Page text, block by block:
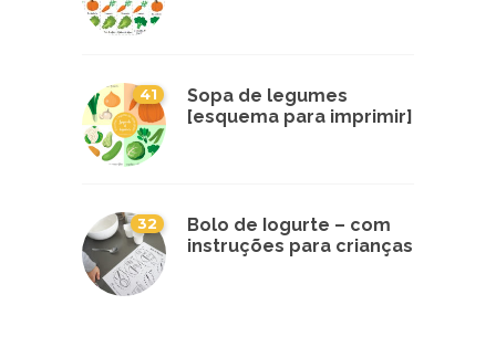
41
Sopa de legumes
[esquema para imprimir]
32
Bolo de Iogurte – com
instruções para crianças